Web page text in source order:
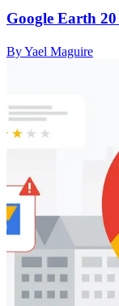
Google Earth
By Yael Maguire